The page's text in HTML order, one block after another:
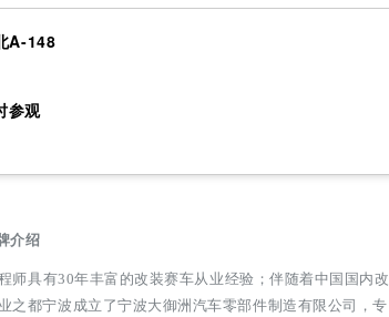
A-148
参观
介绍
师具有30年丰富的改装赛车从业经验；伴随着中国国内改
之都宁波成立了宁波大御洲汽车零部件制造有限公司，专